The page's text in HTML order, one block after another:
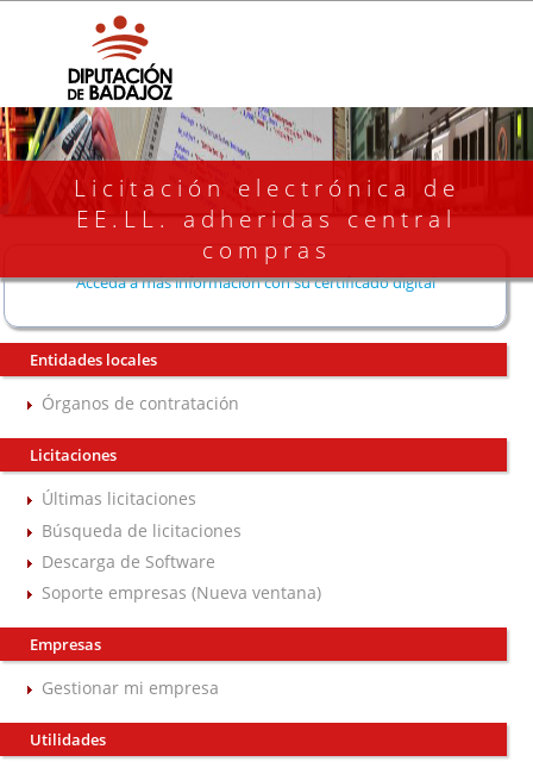
Licitación electrónica de
EE.LL. adheridas central
compras
Acceda a más información con su certificado digital
Entidades locales
Órganos de contratación
Licitaciones
Últimas licitaciones
Búsqueda de licitaciones
Descarga de Software
Soporte empresas (Nueva ventana)
Empresas
Gestionar mi empresa
Utilidades